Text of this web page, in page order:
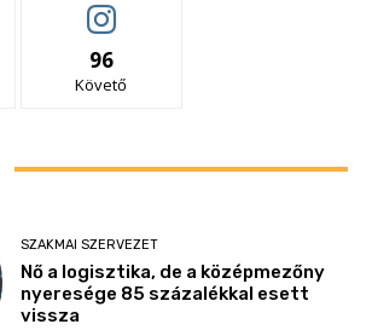
96
Követő
SZAKMAI SZERVEZET
Nő a logisztika, de a középmezőny
nyeresége 85 százalékkal esett
vissza